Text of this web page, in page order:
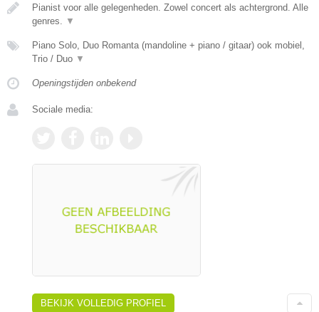
Pianist voor alle gelegenheden. Zowel concert als achtergrond. Alle
genres.
▼
Piano Solo, Duo Romanta (mandoline + piano / gitaar) ook mobiel,
Trio / Duo ▼
Openingstijden onbekend
Sociale media:
BEKIJK VOLLEDIG PROFIEL